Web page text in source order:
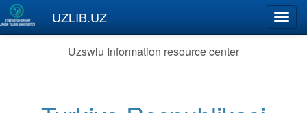
Skip to main content
UZLIB.UZ
Uzswlu Information resource center